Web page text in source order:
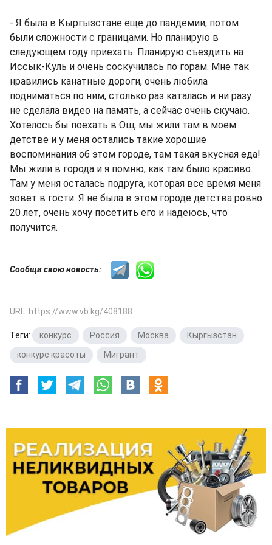
- Я была в Кыргызстане еще до пандемии, потом
были сложности с границами. Но планирую в
следующем году приехать. Планирую съездить на
Иссык-Куль и очень соскучилась по горам. Мне так
нравились канатные дороги, очень любила
подниматься по ним, столько раз каталась и ни разу
не сделала видео на память, а сейчас очень скучаю.
Хотелось бы поехать в Ош, мы жили там в моем
детстве и у меня остались такие хорошие
воспоминания об этом городе, там такая вкусная еда!
Мы жили в города и я помню, как там было красиво.
Там у меня осталась подруга, которая все время меня
зовет в гости. Я не была в этом городе детства ровно
20 лет, очень хочу посетить его и надеюсь, что
получится.
Сообщи свою новость:
URL: https://www.vb.kg/408188
Теги: конкурс Россия Москва Кыргызстан
конкурс красоты
Мигрант